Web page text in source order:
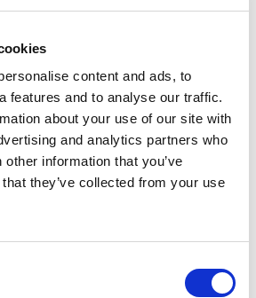
content and ads, to
features and to analyse our traffic.
about your use of our site with
and analytics partners who
information that you’ve
they’ve collected from your use
Richtige für Ihr
bietet eine tolle Flexibilität, wenn
Befragung zur
anzupassen. Unternehmen
Feedback zu
zu erhalten. Sie können
festmachen, die den Kunden
Unternehmen es sofort,
ihren Dienstleistungen oder
kann sich je nach Person